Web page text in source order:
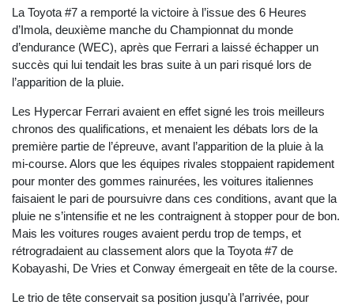
La Toyota #7 a remporté la victoire à l’issue des 6 Heures
d’Imola, deuxième manche du Championnat du monde
d’endurance (WEC), après que Ferrari a laissé échapper un
succès qui lui tendait les bras suite à un pari risqué lors de
l’apparition de la pluie.
Les Hypercar Ferrari avaient en effet signé les trois meilleurs
chronos des qualifications, et menaient les débats lors de la
première partie de l’épreuve, avant l’apparition de la pluie à la
mi-course. Alors que les équipes rivales stoppaient rapidement
pour monter des gommes rainurées, les voitures italiennes
faisaient le pari de poursuivre dans ces conditions, avant que la
pluie ne s’intensifie et ne les contraignent à stopper pour de bon.
Mais les voitures rouges avaient perdu trop de temps, et
rétrogradaient au classement alors que la Toyota #7 de
Kobayashi, De Vries et Conway émergeait en tête de la course.
Le trio de tête conservait sa position jusqu’à l’arrivée, pour